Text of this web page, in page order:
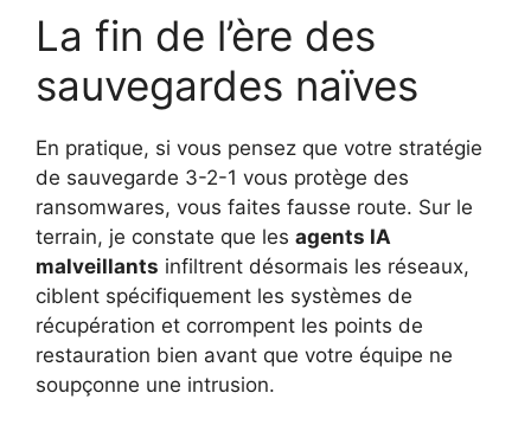
La fin de l’ère des
sauvegardes naïves
En pratique, si vous pensez que votre stratégie
de sauvegarde 3-2-1 vous protège des
ransomwares, vous faites fausse route. Sur le
terrain, je constate que les agents IA
malveillants infiltrent désormais les réseaux,
ciblent spécifiquement les systèmes de
récupération et corrompent les points de
restauration bien avant que votre équipe ne
soupçonne une intrusion.